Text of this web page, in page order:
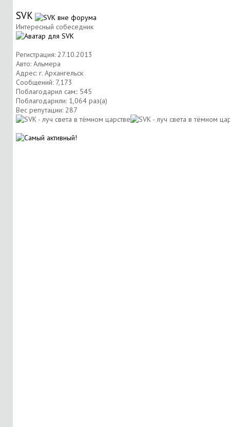
SVK
Интересный собеседник
Регистрация: 27.10.2013
Авто: Альмера
Адрес: г. Архангельск
Сообщений: 7,173
Поблагодарил сам:: 545
Поблагодарили: 1,064 раз(а)
Вес репутации: 287